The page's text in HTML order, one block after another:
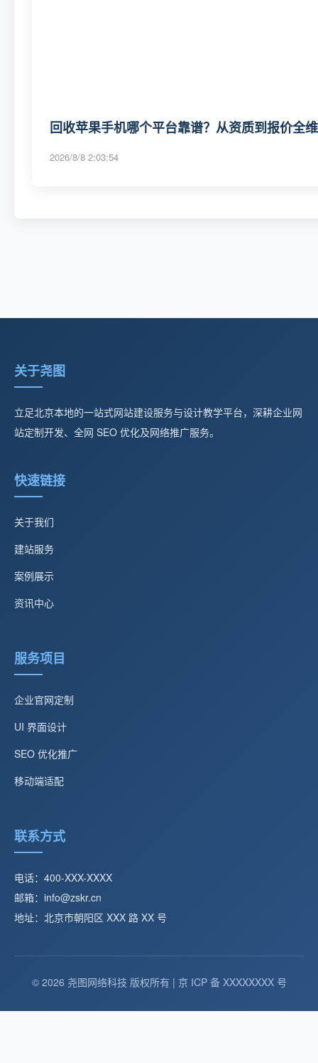
回收苹果手机哪个平台靠谱？从资质到报价全
2026/8/8 2:03:54
关于尧图
立足北京本地的一站式网站建设服务与设计教学平台，深耕企业网
站定制开发、全网 SEO 优化及网络推广服务。
快速链接
关于我们
建站服务
案例展示
资讯中心
服务项目
企业官网定制
UI 界面设计
SEO 优化推广
移动端适配
联系方式
电话：400-XXX-XXXX
邮箱：info@zskr.cn
地址：北京市朝阳区 XXX 路 XX 号
© 2026 尧图网络科技 版权所有 | 京 ICP 备 XXXXXXXX 号